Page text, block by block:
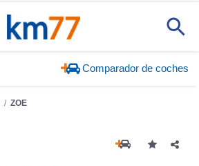
Comparador de coches
ZOE